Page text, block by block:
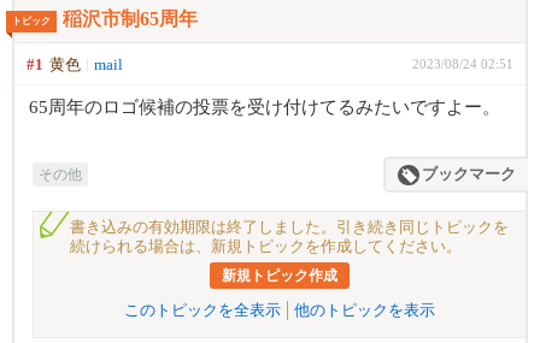
トピック 稲沢市制65周年
#1 黄色 mail 2023/08/24 02:51
65周年のロゴ候補の投票を受け付けてるみたいですよー。
その他 ブックマーク
書き込みの有効期限は終了しました。引き続き同じトピックを
続けられる場合は、新規トピックを作成してください。
新規トピック作成
このトピックを全表示 他のトピックを表示